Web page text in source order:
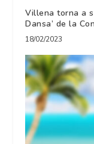
Villena torna a
Dansa’ de la
18/02/2023